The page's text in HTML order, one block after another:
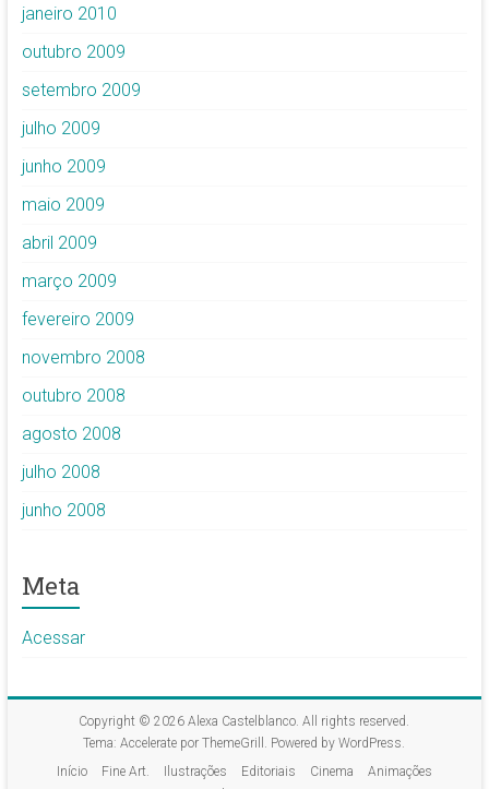
janeiro 2010
outubro 2009
setembro 2009
julho 2009
junho 2009
maio 2009
abril 2009
março 2009
fevereiro 2009
novembro 2008
outubro 2008
agosto 2008
julho 2008
junho 2008
Meta
Acessar
Copyright © 2026Alexa Castelblanco. All rights reserved.
Tema:Accelerate por ThemeGrill. Powered byWordPress.
Início
Fine Art. Ilustrações Editoriais Cinema
Animações